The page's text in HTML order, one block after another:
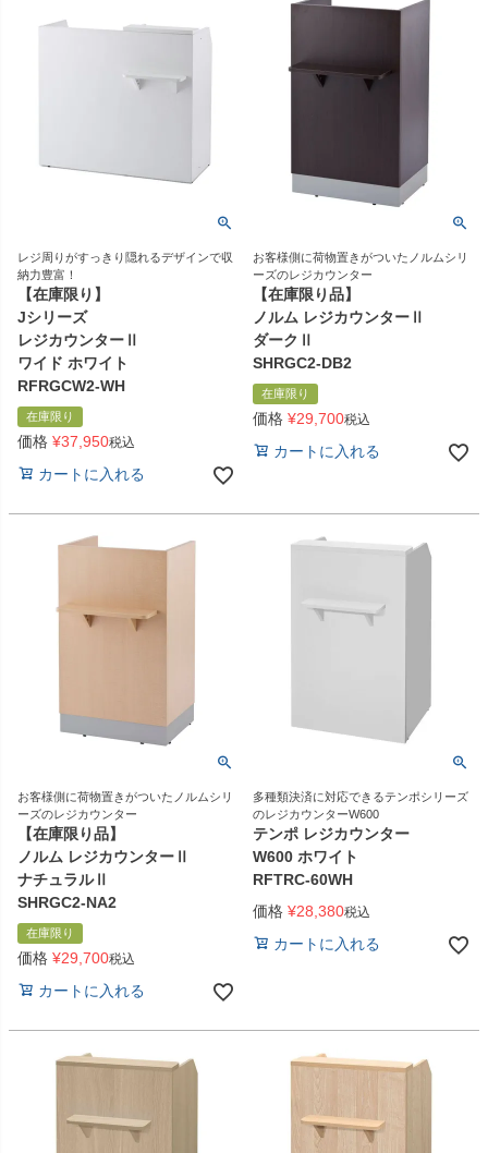
レジ周りがすっきり隠れるデザインで収
納力豊富！
【在庫限り】
Jシリーズ
レジカウンターⅡ
ワイド ホワイト
RFRGCW2-WH
在庫限り
価格 ¥37,950税込
カートに入れる
お客様側に荷物置きがついたノルムシリ
ーズのレジカウンター
【在庫限り品】
ノルム レジカウンターⅡ
ダークⅡ
SHRGC2-DB2
在庫限り
価格 ¥29,700税込
カートに入れる
お客様側に荷物置きがついたノルムシリ
ーズのレジカウンター
【在庫限り品】
ノルム レジカウンターⅡ
ナチュラルⅡ
SHRGC2-NA2
在庫限り
価格 ¥29,700税込
カートに入れる
多種類決済に対応できるテンポシリーズ
のレジカウンターW600
テンポ レジカウンター
W600 ホワイト
RFTRC-60WH
価格 ¥28,380税込
カートに入れる